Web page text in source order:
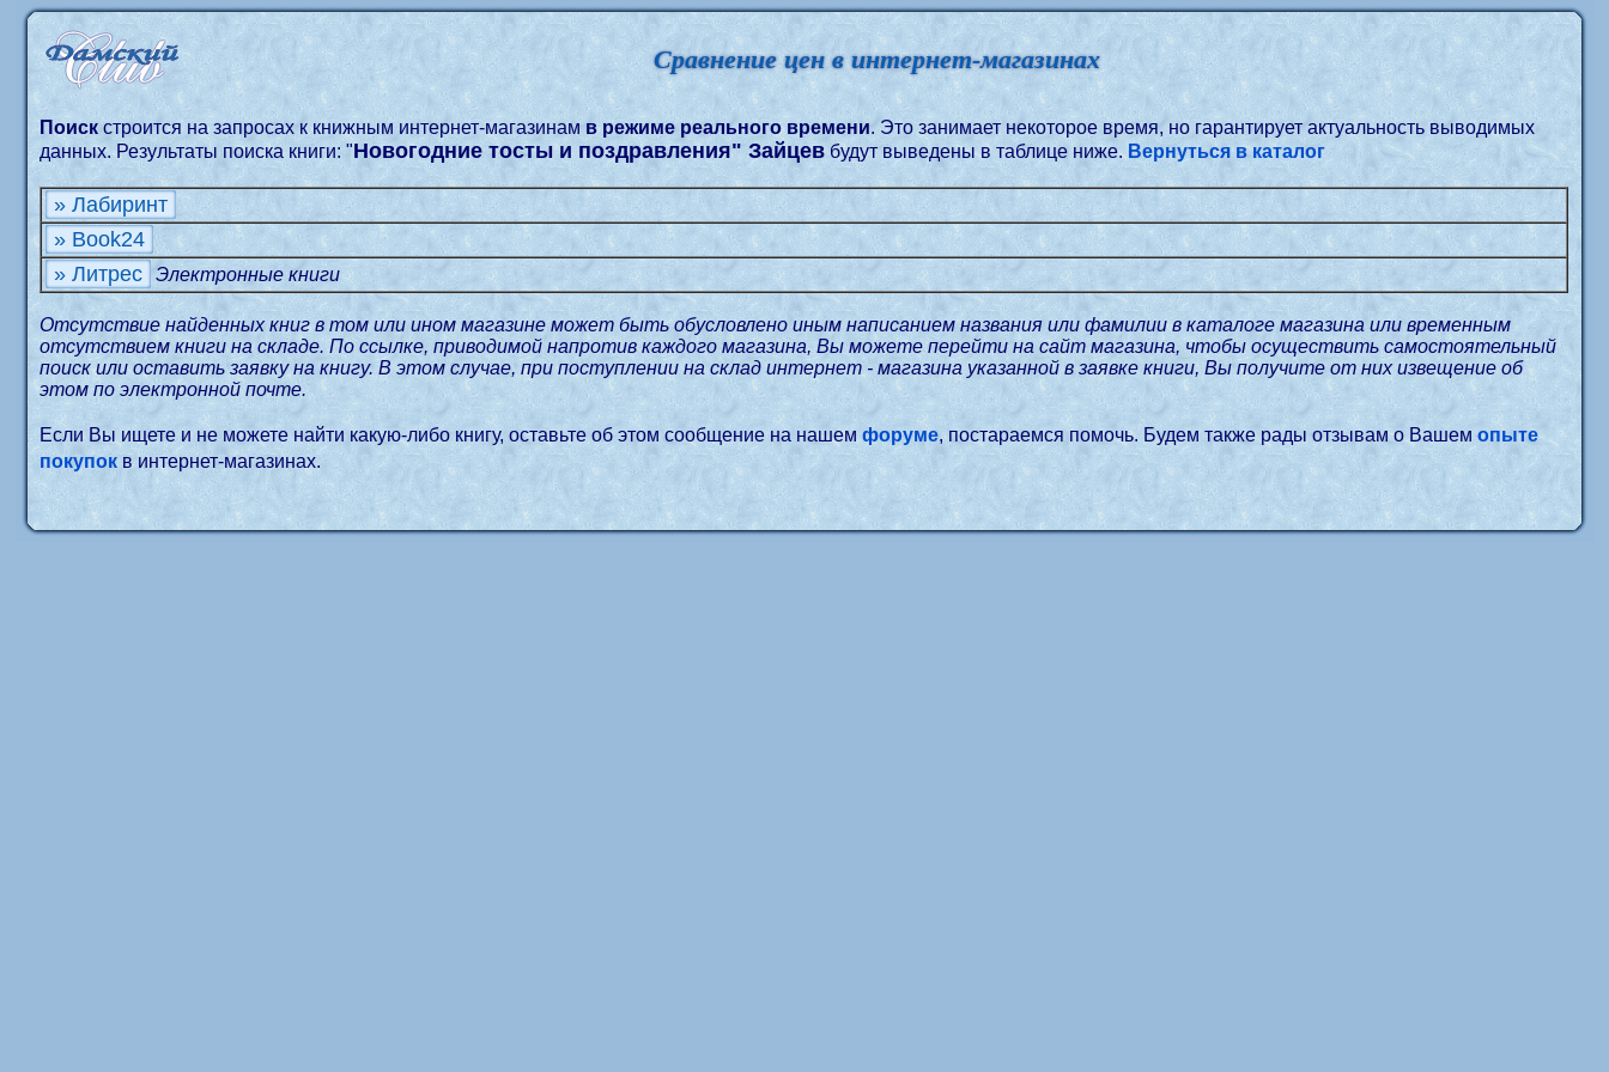
Сравнение цен в интернет-магазинах
Поиск строится на запросах к книжным интернет-магазинам в режиме реального времени. Это занимает некоторое время, но гарантирует актуальность выводимых
данных. Результаты поиска книги: "Новогодние тосты и поздравления" Зайцев будут выведены в таблице ниже.Вернуться в каталог
» Лабиринт
» Book24
» Литрес
Электронные книги
Отсутствие найденных книг в том или ином магазине может быть обусловлено иным написанием названия или фамилии в каталоге магазина или временным
отсутствием книги на складе. По ссылке, приводимой напротив каждого магазина, Вы можете перейти на сайт магазина, чтобы осуществить самостоятельный
поиск или оставить заявку на книгу. В этом случае, при поступлении на склад интернет - магазина указанной в заявке книги, Вы получите от них извещение об
этом по электронной почте.
Если Вы ищете и не можете найти какую-либо книгу, оставьте об этом сообщение на нашемфоруме, постараемся помочь. Будем также рады отзывам о Вашемопыте
покупокв интернет-магазинах.